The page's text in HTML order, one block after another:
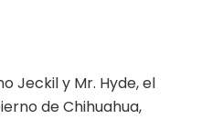
Jeckil y Mr. Hyde, el
de Chihuahua,